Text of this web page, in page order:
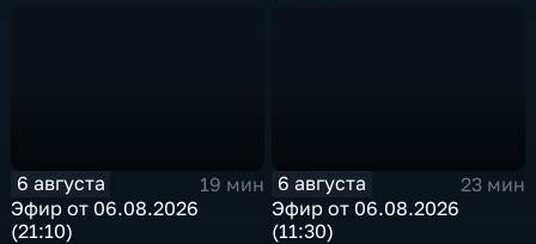
6 августа
19 мин
Эфир от 06.08.2026
(21:10)
6 августа
23 мин
Эфир от 06.08.2026
(11:30)